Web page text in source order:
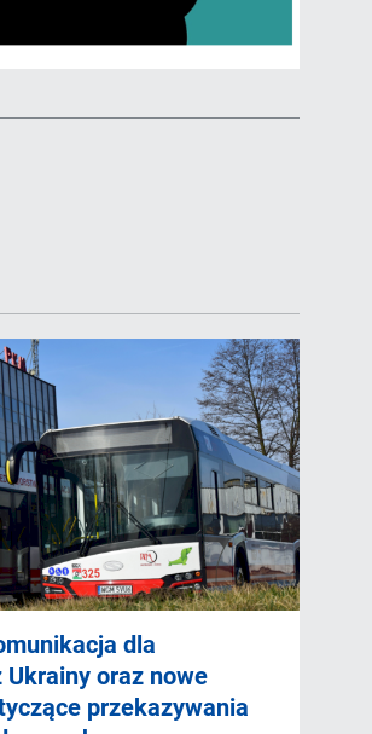
dla
Ukrainy oraz nowe
przekazywania